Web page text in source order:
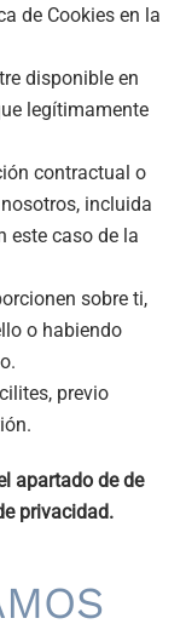
de Cookies en la
disponible en
legítimamente
contractual o
incluida
este caso de la
sobre ti,
o habiendo
previo
apartado de de
privacidad.